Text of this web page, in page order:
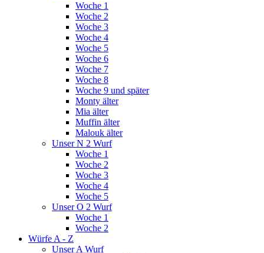
Woche 1
Woche 2
Woche 3
Woche 4
Woche 5
Woche 6
Woche 7
Woche 8
Woche 9 und später
Monty älter
Mia älter
Muffin älter
Malouk älter
Unser N 2 Wurf
Woche 1
Woche 2
Woche 3
Woche 4
Woche 5
Unser O 2 Wurf
Woche 1
Woche 2
Würfe A - Z
Unser A Wurf